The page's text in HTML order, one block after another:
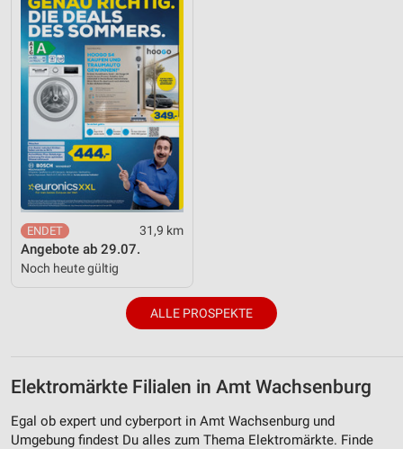
31,9 km
Angebote ab 29.07.
Noch heute gültig
ALLE PROSPEKTE
Elektromärkte Filialen in Amt Wachsenburg
Egal ob expert und cyberport in Amt Wachsenburg und
Umgebung findest Du alles zum Thema Elektromärkte. Finde